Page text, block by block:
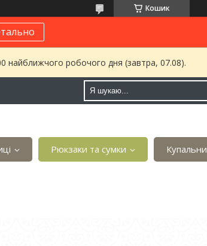
Кошик
найближчого робочого дня (завтра, 07.08).
Рюкзаки та сумки